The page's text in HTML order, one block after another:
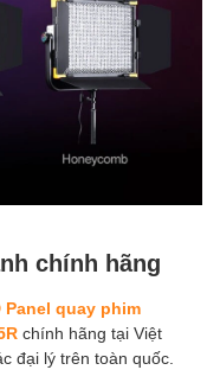
chính hãng
Panel quay phim
chính hãng tại Việt
đại lý trên toàn quốc.